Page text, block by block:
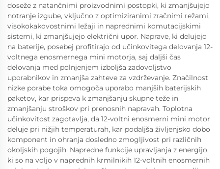
doseže z natančnimi proizvodnimi postopki, ki zmanjšujejo
notranje izgube, vključno z optimiziranimi zračnimi režami,
visokokakovostnimi ležaji in naprednimi komutacijskimi
sistemi, ki zmanjšujejo električni upor. Naprave, ki delujejo
na baterije, posebej profitirajo od učinkovitega delovanja 12-
voltnega enosmernega mini motorja, saj daljši čas
delovanja med polnjenjem izboljša zadovoljstvo
uporabnikov in zmanjša zahteve za vzdrževanje. Značilnost
nizke porabe toka omogoča uporabo manjših baterijskih
paketov, kar prispeva k zmanjšanju skupne teže in
zmanjšanju stroškov pri prenosnih napravah. Toplotna
učinkovitost zagotavlja, da 12-voltni enosmerni mini motor
deluje pri nižjih temperaturah, kar podaljša življenjsko dobo
komponent in ohranja dosledno zmogljivost pri različnih
okoljskih pogojih. Napredne funkcije upravljanja z energijo,
ki so na voljo v naprednih krmilnikih 12-voltnih enosmernih